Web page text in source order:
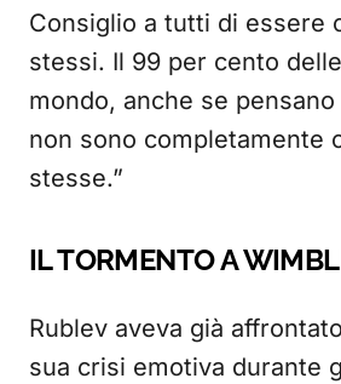
Consiglio a tutti di essere
stessi. Il 99 per cento
mondo, anche se
non sono completamente
stesse.”
IL TORMENTO A
Rublev aveva già
sua crisi emotiva durante